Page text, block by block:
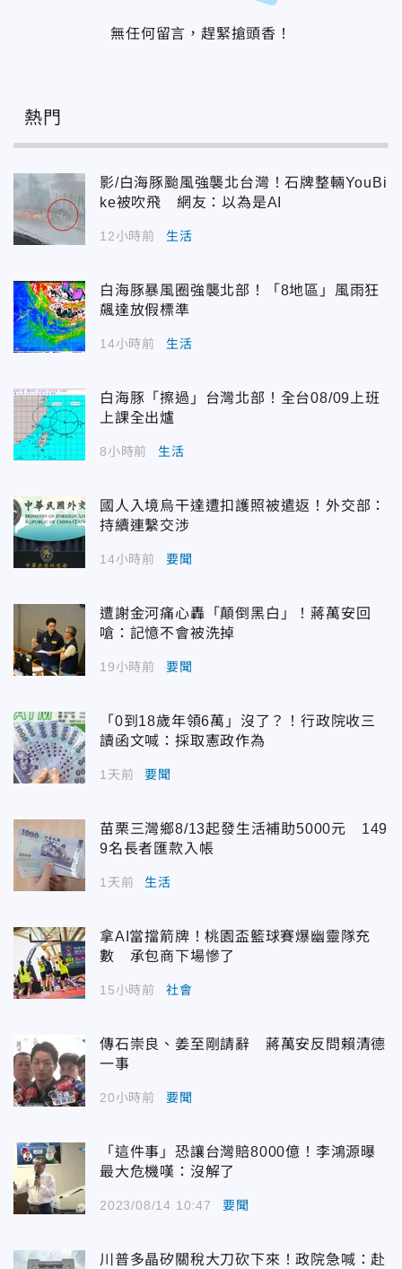
無任何留言，趕緊搶頭香！
熱門
影/白海豚颱風強襲北台灣！石牌整輛YouBi
ke被吹飛 網友：以為是AI
12小時前 生活
白海豚暴風圈強襲北部！「8地區」風雨狂
飆達放假標準
14小時前 生活
白海豚「擦過」台灣北部！全台08/09上班
上課全出爐
8小時前 生活
國人入境烏干達遭扣護照被遣返！外交部：
持續連繫交涉
14小時前 要聞
遭謝金河痛心轟「顛倒黑白」！蔣萬安回
嗆：記憶不會被洗掉
19小時前 要聞
「0到18歲年領6萬」沒了？！行政院收三
讀函文喊：採取憲政作為
1天前 要聞
苗栗三灣鄉8/13起發生活補助5000元 149
9名長者匯款入帳
1天前 生活
拿AI當擋箭牌！桃園盃籃球賽爆幽靈隊充
數 承包商下場慘了
15小時前 社會
傳石崇良、姜至剛請辭 蔣萬安反問賴清德
一事
20小時前 要聞
「這件事」恐讓台灣賠8000億！李鴻源曝
最大危機嘆：沒解了
2023/08/14 10:47 要聞
川普多晶矽關稅大刀砍下來！政院急喊：赴